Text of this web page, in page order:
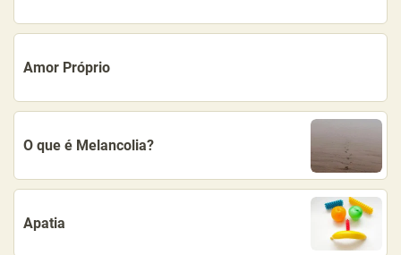
Amor Próprio
O que é Melancolia?
Apatia